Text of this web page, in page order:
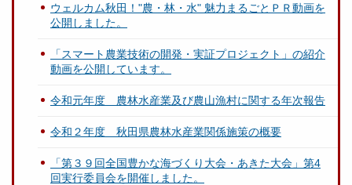
ウェルカム秋田！"農・林・水" 魅力まるごとＰＲ動画を
公開しました。
「スマート農業技術の開発・実証プロジェクト」の紹介
動画を公開しています。
令和元年度 農林水産業及び農山漁村に関する年次報告
令和２年度 秋田県農林水産業関係施策の概要
「第３９回全国豊かな海づくり大会・あきた大会」第4
回実行委員会を開催しました。